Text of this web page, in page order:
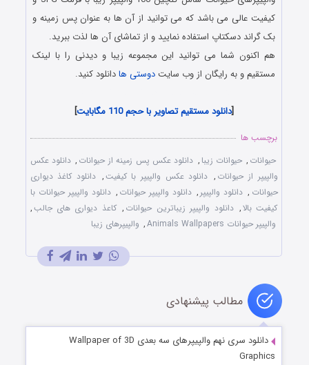
کیفیت عالی می باشد که می توانید از آن ها به عنوان پس زمینه و
بک گراند دسکتاپ استفاده نمایید و از تماشای آن ها لذت ببرید.
هم اکنون شما می توانید این مجموعه زیبا و دیدنی را با لینک
مستقیم و به رایگان از وب سایتدوستی هادانلود کنید.
[دانلود مستقیم تصاویر با حجم 110 مگابایت ]
برچسب ها
حیوانات , حیوانات زیبا , دانلود عکس پس زمینه از حیوانات , دانلود عکس
والپیپر از حیوانات , دانلود عکس والپیپر با کیفیت, دانلود کاغذ دیواری
حیوانات , دانلود والپیپر , دانلود والپیپر حیوانات , دانلود والپیپر حیوانات با
کیفیت بالا, دانلود والپیپر زیباترین حیوانات , کاعذ دیواری های جالب,
والپیپر حیوانات Animals Wallpapers
, والپیپرهای زیبا
مطالب پیشنهادی
دانلود سری نهم والپیپرهای سه بعدی Wallpaper of 3D
Graphics